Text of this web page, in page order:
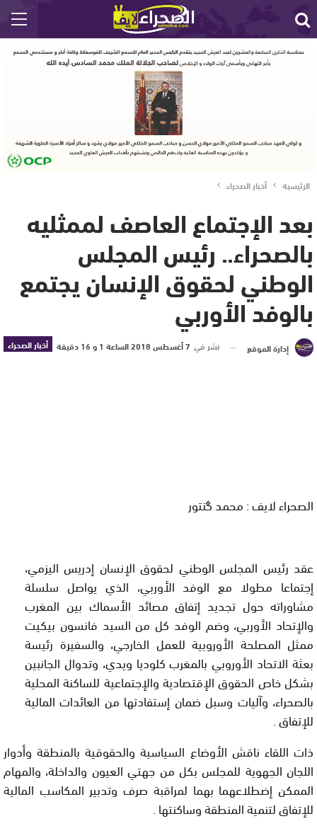
الرئيسية أخبار الصحراء
بعد الإجتماع العاصف لممثليه
بالصحراء.. رئيس المجلس
الوطني لحقوق الإنسان يجتمع
بالوفد الأوربي
أخبار الصحراء إدارة الموقع نشر في 7 أغسطس 2018 الساعة 1 و 16 دقيقة
الصحراء لايف : محمد گنتور
عقد رئيس المجلس الوطني لحقوق الإنسان إدريس اليزمي،
إجتماعا مطولا مع الوفد الأوربي، الذي يواصل سلسلة
مشاوراته حول تجديد إتفاق مصائد الأسماك بين المغرب
والإتحاد الأوربي، وضم الوفد كل من السيد فانسون بيكيت
ممثل المصلحة الأوروبية للعمل الخارجي، والسفيرة رئيسة
بعثة الاتحاد الأوروبي بالمغرب كلوديا ويدي، وتدوال الجانبين
بشكل خاص الحقوق الإقتصادية والإجتماعية للساكنة المحلية
بالصحراء، وآليات وسبل ضمان إستفادتها من العائدات المالية
للإتفاق .
ذات اللقاء ناقش الأوضاع السياسية والحقوقية بالمنطقة وأدوار
اللجان الجهوية للمجلس بكل من جهتي العيون والداخلة، والمهام
الممكن إضطلاعهما بهما لمراقبة صرف وتدبير المكاسب المالية
للإتفاق لتنمية المنطقة وساكنتها .